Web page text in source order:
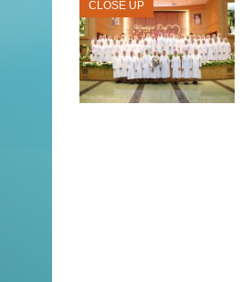
CLOSE UP